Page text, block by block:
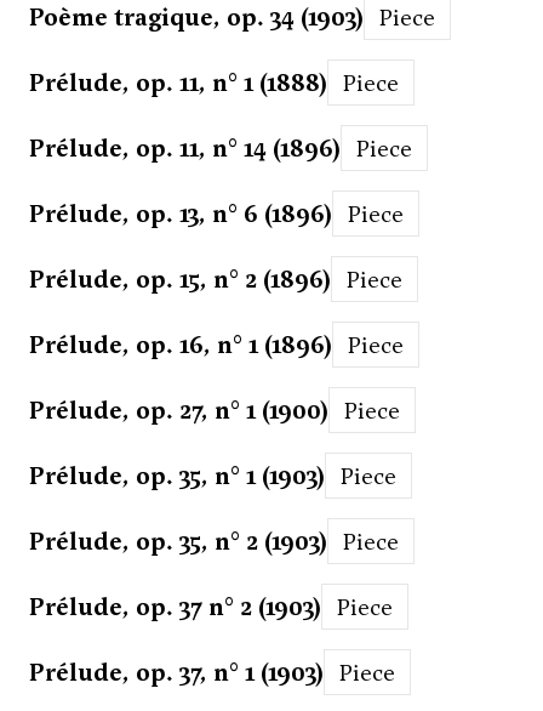
Poème tragique, op. 34 (1903) Piece
Prélude, op. 11, n° 1 (1888) Piece
Prélude, op. 11, n° 14 (1896) Piece
Prélude, op. 13, n° 6 (1896) Piece
Prélude, op. 15, n° 2 (1896) Piece
Prélude, op. 16, n° 1 (1896) Piece
Prélude, op. 27, n° 1 (1900) Piece
Prélude, op. 35, n° 1 (1903) Piece
Prélude, op. 35, n° 2 (1903) Piece
Prélude, op. 37 n° 2 (1903) Piece
Prélude, op. 37, n° 1 (1903) Piece